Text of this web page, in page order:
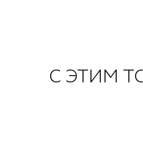
С ЭТИМ